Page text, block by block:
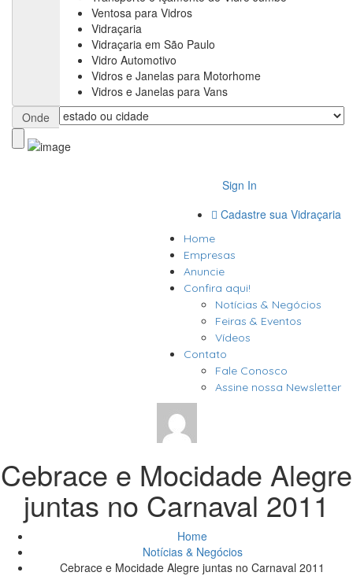
Ventosa para Vidros
Vidraçaria
Vidraçaria em São Paulo
Vidro Automotivo
Vidros e Janelas para Motorhome
Vidros e Janelas para Vans
Onde
Sign In
Cadastre sua Vidraçaria
Home
Empresas
Anuncie
Confira aqui!
Notícias & Negócios
Feiras & Eventos
Vídeos
Contato
Fale Conosco
Assine nossa Newsletter
Cebrace e Mocidade Alegre
juntas no Carnaval 2011
Home
Notícias & Negócios
Cebrace e Mocidade Alegre juntas no Carnaval 2011